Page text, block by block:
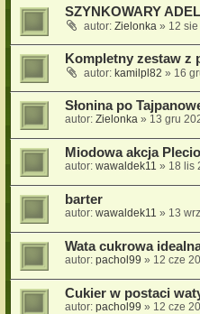
SZYNKOWARY
autor: Zielonka » 12
Kompletny zestaw z
autor: kamilpl82 » 16
Słonina po
autor: Zielonka » 13 gru
Miodowa akcja
autor: wawaldek11 » 18 lis
barter
autor: wawaldek11 » 13
Wata cukrowa
autor: pachol99 » 12 cze
Cukier w postaci
autor: pachol99 » 12 cze